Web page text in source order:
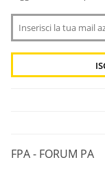
FPA - FORUM PA